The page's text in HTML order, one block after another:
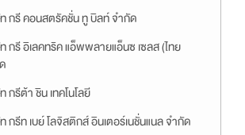
กรี คอนสตรัคชั่น ทู บิลท์ จำกัด
กรี อิเลคทริค แอ็พพลายแอ็นซ เซลส (ไทย
กรีต้า ชิน เทคโนโลยี
กรีท เบย์ โลจิสติกส์ อินเตอร์เนชั่นแนล จำกัด